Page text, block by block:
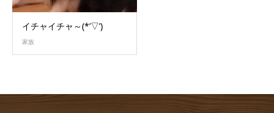
イチャイチャ～(*’▽’)
家族